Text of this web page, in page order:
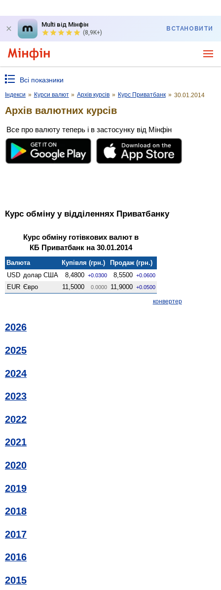
Multi від Мінфін
(8,9K+)
ВСТАНОВИТИ
Всі показники
Індекси » Курси валют » Архів курсів » Курс Приватбанк » 30.01.2014
Архів валютних курсів
Все про валюту теперь і в застосунку від Мінфін
Курс обміну у відділеннях Приватбанку
Курс обміну готівкових валют в
КБ Приватбанк на 30.01.2014
Валюта Купівля (грн.)
Продаж (грн.)
USD долар США 8,4800 +0.0300 8,5500 +0.0600
EUR Євро 11,5000 0.0000 11,9000 +0.0500
конвертер
2026
2025
2024
2023
2022
2021
2020
2019
2018
2017
2016
2015